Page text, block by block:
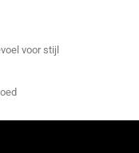
voor stijl